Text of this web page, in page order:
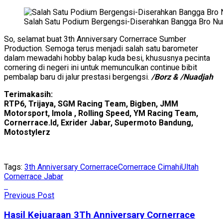
Salah Satu Podium Bergengsi-Diserahkan Bangga Bro
So, selamat buat 3th Anniversary Cornerrace Sumber
Production. Semoga terus menjadi salah satu barometer
dalam mewadahi hobby balap kuda besi, khususnya pecinta
cornering di negeri ini untuk memunculkan continue bibit
pembalap baru di jalur prestasi bergengsi. /Borz & /Nuadjah
Terimakasih:
RTP6, Trijaya, SGM Racing Team, Bigben, JMM
Motorsport, Imola , Rolling Speed, YM Racing Team,
Cornerrace.Id, Exrider Jabar, Supermoto Bandung,
Motostylerz
Tags: 3th Anniversary CornerraceCornerrace CimahiUltah
Cornerrace Jabar
Previous Post
Hasil Kejuaraan 3Th Anniversary Cornerrace